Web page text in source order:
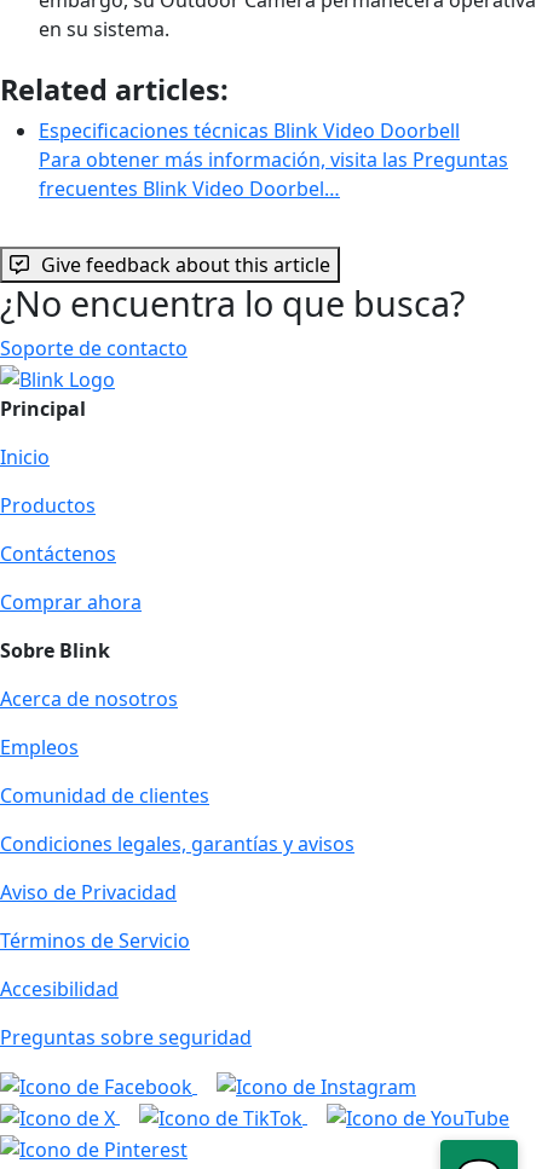
en su sistema.
Related articles:
Especificaciones técnicas Blink Video Doorbell
Para obtener más información, visita las Preguntas
frecuentes Blink Video Doorbel…
Give feedback about this article
¿No encuentra lo que busca?
Soporte de contacto
Principal
Inicio
Productos
Contáctenos
Comprar ahora
Sobre Blink
Acerca de nosotros
Empleos
Comunidad de clientes
Condiciones legales, garantías y avisos
Aviso de Privacidad
Términos de Servicio
Accesibilidad
Preguntas sobre seguridad